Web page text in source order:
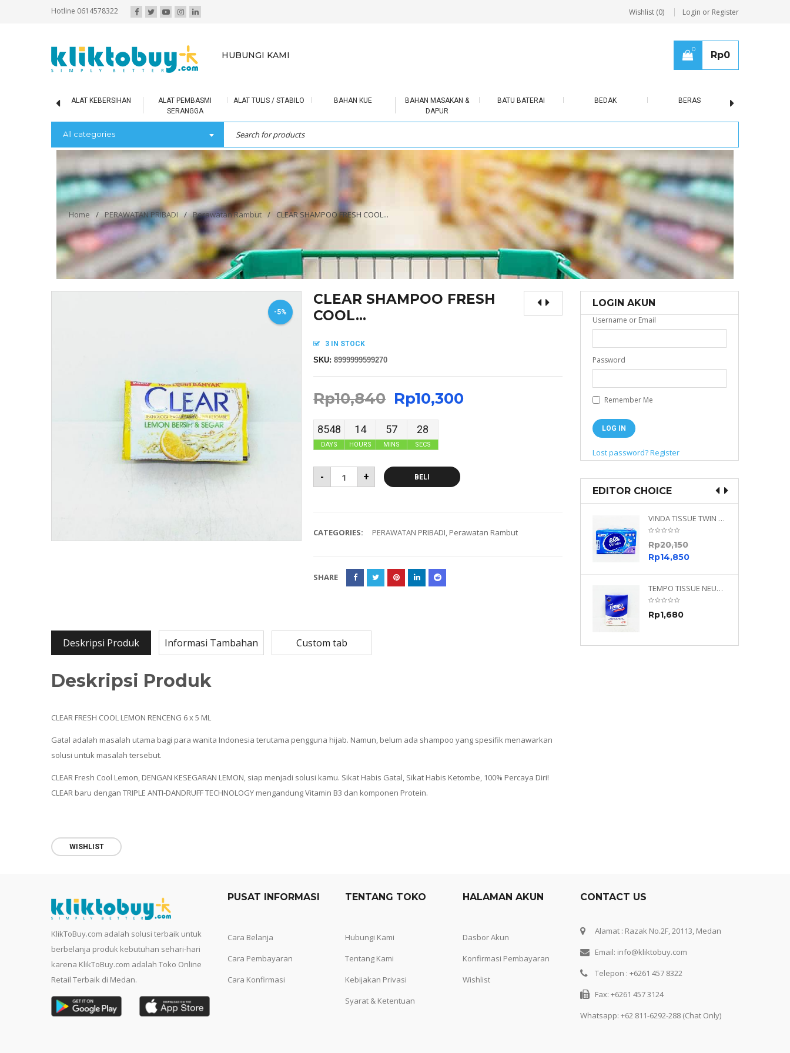
Hotline 0614578322 Wishlist (0) Login or Register
HUBUNGI KAMI
0
Rp0
ALAT KEBERSIHAN
ALAT PEMBASMI
SERANGGA
ALAT TULIS / STABILO BAHAN KUE
BAHAN MASAKAN &
DAPUR
BATU BATERAI BEDAK BERAS
All categories
Home / PERAWATAN PRIBADI / Perawatan Rambut / CLEAR SHAMPOO FRESH COOL...
-5%
CLEAR SHAMPOO FRESH
COOL...
3 IN STOCK
SKU:8999999599270
Rp10,840 Rp10,300
8548
DAYS
14
HOURS
57
MINS
28
SECS
- + BELI
CATEGORIES: PERAWATAN PRIBADI, Perawatan Rambut
SHARE
Deskripsi Produk Informasi Tambahan Custom tab
Deskripsi Produk
CLEAR FRESH COOL LEMON RENCENG 6 x 5 ML
Gatal adalah masalah utama bagi para wanita Indonesia terutama pengguna hijab. Namun, belum ada shampoo yang spesifik menawarkan
solusi untuk masalah tersebut.
CLEAR Fresh Cool Lemon, DENGAN KESEGARAN LEMON, siap menjadi solusi kamu. Sikat Habis Gatal, Sikat Habis Ketombe, 100% Percaya Diri!
CLEAR baru dengan TRIPLE ANTI-DANDRUFF TECHNOLOGY mengandung Vitamin B3 dan komponen Protein.
WISHLIST
LOGIN AKUN
Username or Email
Password
Remember Me
Lost password?Register
EDITOR CHOICE
MASKER SENSI 3- LAPIS HEADLOOP
VINDA TISSUE TWIN PACK 2 X 330 S
Rp20,150
Rp14,850
TEMPO TISSUE NEUTRAL PETIT 4PLY
Rp1,680
KlikToBuy.com adalah solusi terbaik untuk
berbelanja produk kebutuhan sehari-hari
karena KlikToBuy.com adalah Toko Online
Retail Terbaik di Medan.
PUSAT INFORMASI
Cara Belanja
Cara Pembayaran
Cara Konfirmasi
TENTANG TOKO
Hubungi Kami
Tentang Kami
Kebijakan Privasi
Syarat & Ketentuan
HALAMAN AKUN
Dasbor Akun
Konfirmasi Pembayaran
Wishlist
CONTACT US
Alamat : Razak No.2F, 20113, Medan
Email: info@kliktobuy.com
Telepon : +6261 457 8322
Fax: +6261 457 3124
Whatsapp: +62 811-6292-288 (Chat Only)